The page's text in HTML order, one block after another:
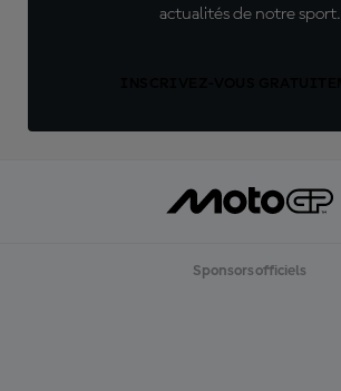
actualités de notre sport.
Sponsors officiels